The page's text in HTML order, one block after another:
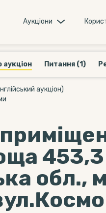
Аукцiони
аукціон Питання (1)
аукціон)
обл.,